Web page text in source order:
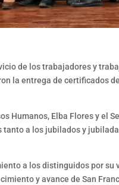
de los trabajadores y
la entrega de certificados
Humanos, Elba Flores y el
a los jubilados y
a los distinguidos por su
y avance de San